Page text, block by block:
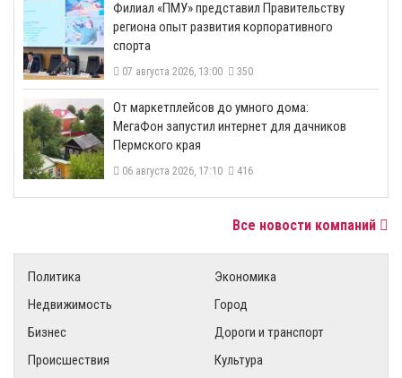
​Филиал «ПМУ» представил Правительству
региона опыт развития корпоративного
спорта
07 августа 2026, 13:00 350
От маркетплейсов до умного дома:
МегаФон запустил интернет для дачников
Пермского края
06 августа 2026, 17:10 416
Все новости компаний
Политика
Экономика
Недвижимость
Город
Бизнес
Дороги и транспорт
Происшествия
Культура